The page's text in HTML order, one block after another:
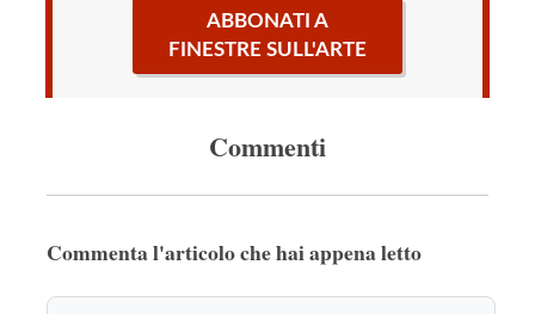
ABBONATI A
FINESTRE SULL'ARTE
Commenti
Commenta l'articolo che hai appena letto